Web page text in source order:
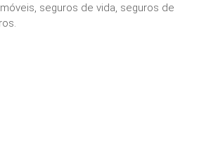
seguros de vida, seguros de